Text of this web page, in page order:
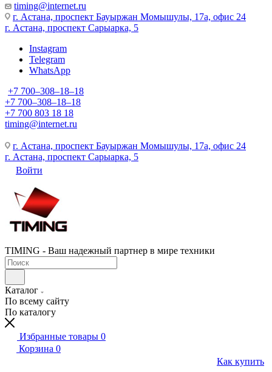
timing@internet.ru
г. Астана, проспект Бауыржан Момышулы, 17а, офис 24
г. Астана, проспект Сарыарка, 5
Instagram
Telegram
WhatsApp
+7 700‒308‒18‒18
+7 700‒308‒18‒18
+7 700 803 18 18
timing@internet.ru
г. Астана, проспект Бауыржан Момышулы, 17а, офис 24
г. Астана, проспект Сарыарка, 5
Войти
TIMING - Ваш надежный партнер в мире техники
Каталог
По всему сайту
По каталогу
Избранные товары 0
Корзина 0
Как купить